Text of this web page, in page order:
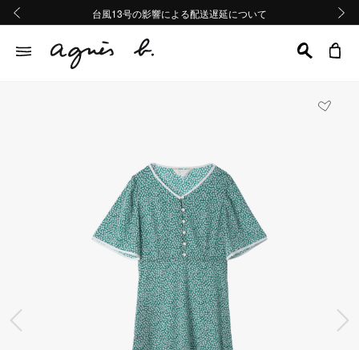
熊本地域地震の影響による配送遅延について
Summer Sale 2buy10%OFF!!
台風13号の影響による配送遅延について
熊本地域地震の影響による配送遅延について
Summer Sale 2buy10%OFF!!
前の画像